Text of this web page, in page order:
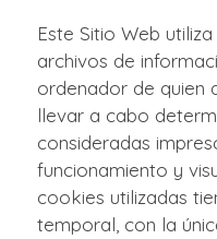
Este Sitio Web
archivos de
ordenador de quien
llevar a cabo
consideradas
funcionamiento y
cookies utilizadas
temporal, con la